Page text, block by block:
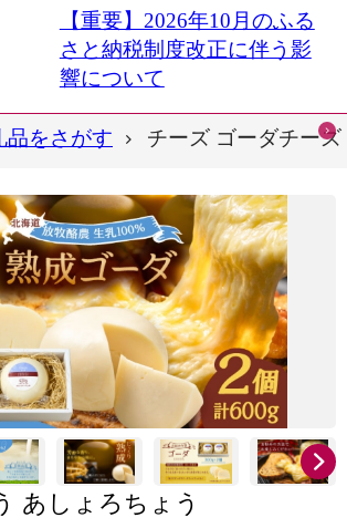
【重要】2026年10月のふる
さと納税制度改正に伴う影
響について
品をさがす チーズ ゴーダチー
あしょろちょう